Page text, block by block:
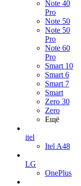
Note 40
Pro
Note 50
Note 50
Pro
Note 60
Pro
Smart 10
Smart 6
Smart 7
Smart
Zero 30
Zero
Ещё
itel
Itel A48
LG
OnePlus